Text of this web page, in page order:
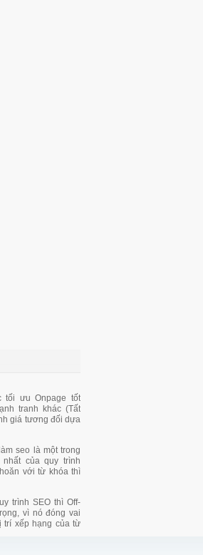
tối ưu Onpage tốt
tranh khác (Tất
giá tương đối dựa
đưa ra cho
xếp hạng sau họ
seo là một trong
của quy trình
với từ khóa thì
từ khóa là gì của
trình SEO thì Off-
vì nó đóng vai
trí xếp hạng của từ